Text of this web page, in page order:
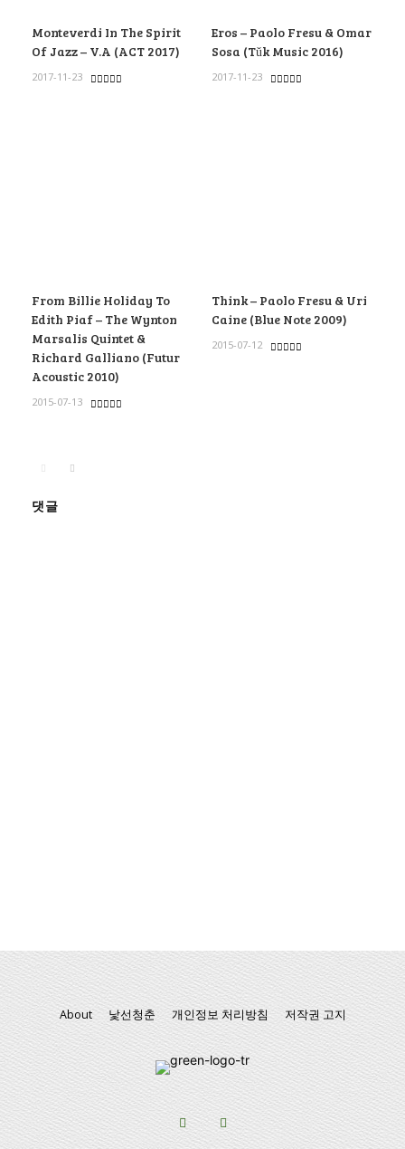
Monteverdi In The Spirit
Of Jazz – V.A (ACT 2017)
2017-11-23
Eros – Paolo Fresu & Omar
Sosa (Tǔk Music 2016)
2017-11-23
From Billie Holiday To
Edith Piaf – The Wynton
Marsalis Quintet &
Richard Galliano (Futur
Acoustic 2010)
2015-07-13
Think – Paolo Fresu & Uri
Caine (Blue Note 2009)
2015-07-12
댓글
About 낯선청춘 개인정보 처리방침 저작권 고지